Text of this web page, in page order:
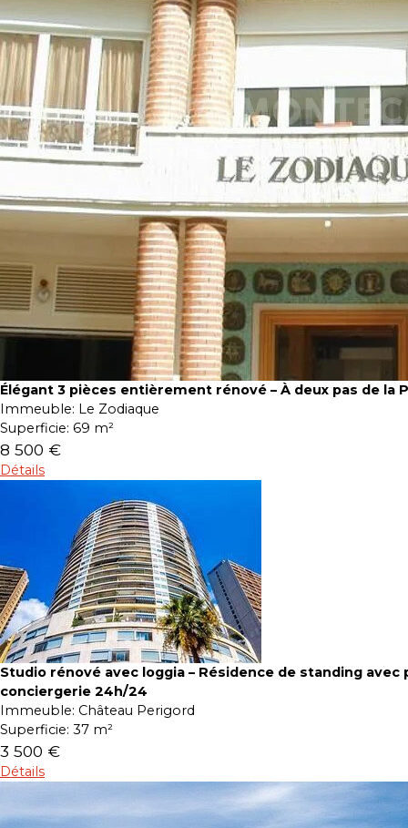
Élégant 3 pièces entièrement rénové – À deux pas de la
Immeuble: Le Zodiaque
Superficie: 69 m²
8 500 €
Détails
Studio rénové avec loggia – Résidence de standing avec
conciergerie 24h/24
Immeuble: Château Perigord
Superficie: 37 m²
3 500 €
Détails